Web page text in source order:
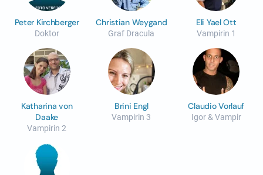
Peter Kirchberger
Doktor
Christian Weygand
Graf Dracula
Eli Yael Ott
Vampirin 1
Katharina von
Daake
Vampirin 2
Brini Engl
Vampirin 3
Claudio Vorlauf
Igor & Vampir